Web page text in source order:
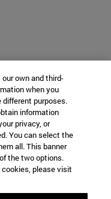
own and third-
when you
purposes.
information
privacy, or
You can select the
all. This banner
the two options.
please visit